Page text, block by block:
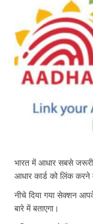
भारत में आधार सबसे
आधार कार्ड को लिंक
नीचे दिया गया सेक्शन
बारे में बताएगा।